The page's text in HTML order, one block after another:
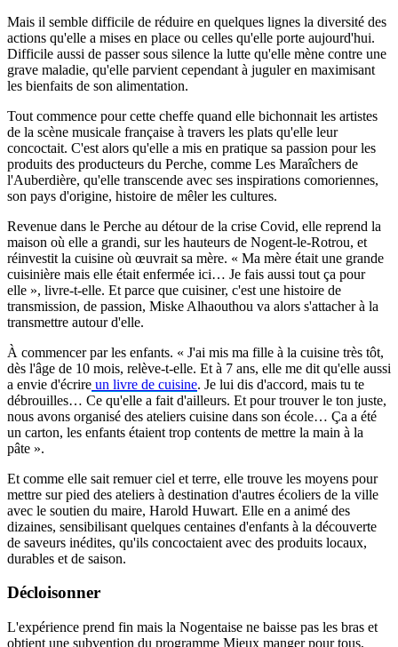
Mais il semble difficile de réduire en quelques lignes la diversité des
actions qu'elle a mises en place ou celles qu'elle porte aujourd'hui.
Difficile aussi de passer sous silence la lutte qu'elle mène contre une
grave maladie, qu'elle parvient cependant à juguler en maximisant
les bienfaits de son alimentation.
Tout commence pour cette cheffe quand elle bichonnait les artistes
de la scène musicale française à travers les plats qu'elle leur
concoctait. C'est alors qu'elle a mis en pratique sa passion pour les
produits des producteurs du Perche, comme Les Maraîchers de
l'Auberdière, qu'elle transcende avec ses inspirations comoriennes,
son pays d'origine, histoire de mêler les cultures.
Revenue dans le Perche au détour de la crise Covid, elle reprend la
maison où elle a grandi, sur les hauteurs de Nogent-le-Rotrou, et
réinvestit la cuisine où œuvrait sa mère. « Ma mère était une grande
cuisinière mais elle était enfermée ici… Je fais aussi tout ça pour
elle », livre-t-elle. Et parce que cuisiner, c'est une histoire de
transmission, de passion, Miske Alhaouthou va alors s'attacher à la
transmettre autour d'elle.
À commencer par les enfants. « J'ai mis ma fille à la cuisine très tôt,
dès l'âge de 10 mois, relève-t-elle. Et à 7 ans, elle me dit qu'elle aussi
a envie d'écrire un livre de cuisine. Je lui dis d'accord, mais tu te
débrouilles… Ce qu'elle a fait d'ailleurs. Et pour trouver le ton juste,
nous avons organisé des ateliers cuisine dans son école… Ça a été
un carton, les enfants étaient trop contents de mettre la main à la
pâte ».
Et comme elle sait remuer ciel et terre, elle trouve les moyens pour
mettre sur pied des ateliers à ­destination d'autres écoliers de la ville
avec le soutien du maire, Harold Huwart. Elle en a animé des
dizaines, sensibilisant quelques centaines d'enfants à la découverte
de saveurs inédites, qu'ils concoctaient avec des produits locaux,
durables et de saison.
Décloisonner
L'expérience prend fin mais la Nogentaise ne baisse pas les bras et
obtient une subvention du programme Mieux manger pour tous,